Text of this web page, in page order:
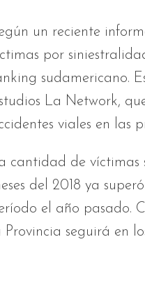
un reciente
por
sudamericano.
La Network,
viales en las
cantidad de víctimas
del 2018 ya
el año pasado.
Provincia seguirá en